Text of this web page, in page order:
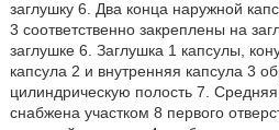
заглушку 6. Два конца наружной
3 соответственно закреплены на
заглушке 6. Заглушка 1 капсулы,
капсула 2 и внутренняя капсула 3
цилиндрическую полость 7.
снабжена участком 8 первого